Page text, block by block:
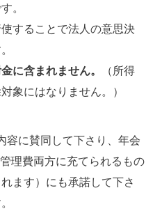
。
することで法人の意思決
に含まれません。
（所得
象にはなりません。）
容に賛同して下さり、年会
理費両方に充てられるもの
ます）にも承諾して下さ